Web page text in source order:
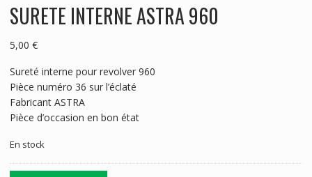
SURETE INTERNE ASTRA 960
5,00 €
Sureté interne pour revolver 960
Pièce numéro 36 sur l’éclaté
Fabricant ASTRA
Pièce d’occasion en bon état
En stock